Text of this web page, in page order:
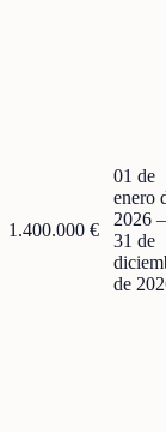
1.400.000 €
01 de
enero
2026
31 de
de